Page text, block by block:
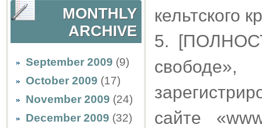
MONTHLY
ARCHIVE
September 2009 (9)
October 2009 (17)
November 2009 (24)
December 2009 (32)
кельтского
5.
сайте